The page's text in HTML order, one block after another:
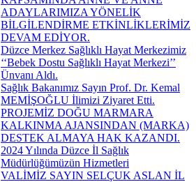
ADAYLARIMIZA YÖNELİK
BİLGİLENDİRME ETKİNLİKLERİMİZ
DEVAM EDİYOR.
Düzce Merkez Sağlıklı Hayat Merkezimiz
‘‘Bebek Dostu Sağlıklı Hayat Merkezi’’
Ünvanı Aldı.
Sağlık Bakanımız Sayın Prof. Dr. Kemal
MEMİŞOĞLU İlimizi Ziyaret Etti.
PROJEMİZ DOĞU MARMARA
KALKINMA AJANSINDAN (MARKA)
DESTEK ALMAYA HAK KAZANDI.
2024 Yılında Düzce İl Sağlık
Müdürlüğümüzün Hizmetleri
VALİMİZ SAYIN SELÇUK ASLAN İL